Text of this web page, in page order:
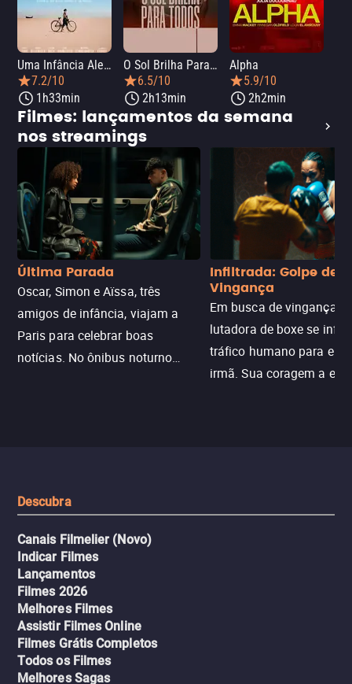
Uma Infância Alemã
7.2/10
1h33min
O Sol Brilha Para Todos
6.5/10
2h13min
Alpha
5.9/10
2h2min
Filmes: lançamentos da semana
nos streamings
Última Parada
Oscar, Simon e Aïssa, três
amigos de infância, viajam a
Paris para celebrar boas
notícias. No ônibus noturno
Infiltrada: Golpe de
Vingança
Em busca de vingança,
lutadora de boxe se
tráfico humano para
irmã. Sua coragem a
Descubra
Canais Filmelier (Novo)
Indicar Filmes
Lançamentos
Filmes 2026
Melhores Filmes
Assistir Filmes Online
Filmes Grátis Completos
Todos os Filmes
Melhores Sagas